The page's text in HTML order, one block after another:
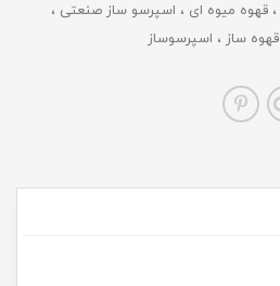
قهوه میوه ای
اسپرسو ساز صنعتی
قهوه ساز اسپرسوساز